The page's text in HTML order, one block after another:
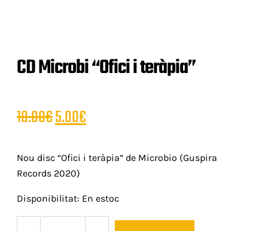
CD Microbi “Ofici i teràpia”
10.00€El
original
era:
5.00€El
preu
és:
Nou disc “Ofici i teràpia” de Microbio (Guspira
Records 2020)
Disponibilitat: En estoc
quantitat